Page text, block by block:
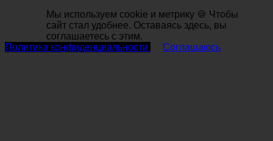
Мы используем cookie и метрику 🍪 Чтобы
сайт стал удобнее. Оставаясь здесь, вы
соглашаетесь с этим.
Политика конфиденциальности
Соглашаюсь